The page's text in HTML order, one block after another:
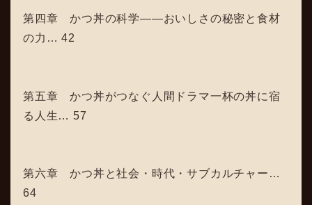
第四章 かつ丼の科学――おいしさの秘密と食材
の力… 42
第五章 かつ丼がつなぐ人間ドラマ一杯の丼に宿
る人生… 57
第六章 かつ丼と社会・時代・サブカルチャー…
64